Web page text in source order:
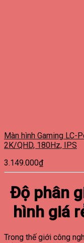
Màn hình Gaming LC-
2K/QHD, 180Hz, IPS
3.149.000₫
Độ phân
hình giá
Trong thế giới công